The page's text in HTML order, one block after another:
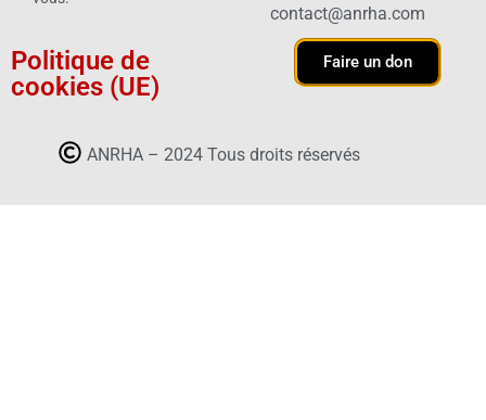
Politique de
cookies (UE)
contact@anrha.com
Faire un don
ANRHA – 2024 Tous droits réservés